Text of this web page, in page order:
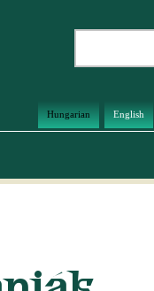
Hungarian English